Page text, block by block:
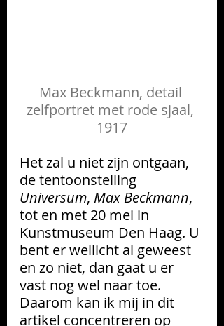
Max Beckmann, detail
zelfportret met rode sjaal,
1917
Het zal u niet zijn ontgaan,
de tentoonstelling
Universum, Max Beckmann,
tot en met 20 mei in
Kunstmuseum Den Haag. U
bent er wellicht al geweest
en zo niet, dan gaat u er
vast nog wel naar toe.
Daarom kan ik mij in dit
artikel concentreren op